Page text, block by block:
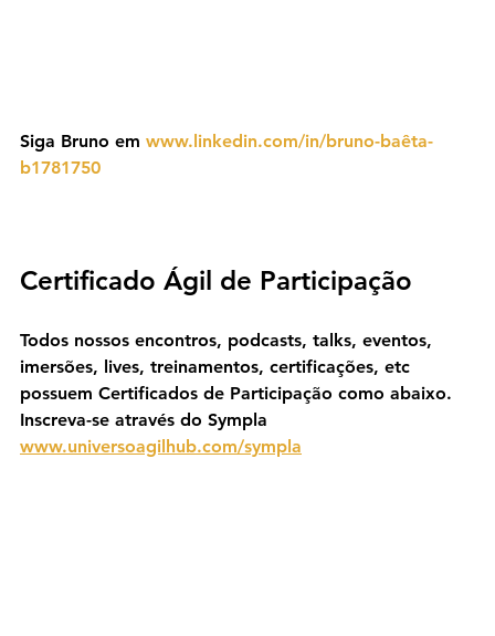
Siga Bruno em www.linkedin.com/in/bruno-baêta-
b1781750
Certificado Ágil de Participação
Todos nossos encontros, podcasts, talks, eventos,
imersões, lives, treinamentos, certificações, etc
possuem Certificados de Participação como abaixo.
Inscreva-se através do Sympla
www.universoagilhub.com/sympla